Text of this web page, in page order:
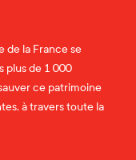
de la France se
plus de 1 000
ce patrimoine
à travers toute la